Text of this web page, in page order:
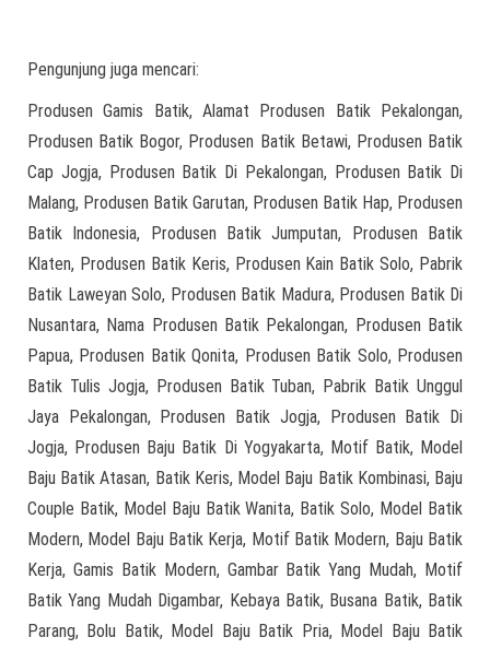
Pengunjung juga mencari:
Produsen Gamis Batik, Alamat Produsen Batik Pekalongan,
Produsen Batik Bogor, Produsen Batik Betawi, Produsen Batik
Cap Jogja, Produsen Batik Di Pekalongan, Produsen Batik Di
Malang, Produsen Batik Garutan, Produsen Batik Hap, Produsen
Batik Indonesia, Produsen Batik Jumputan, Produsen Batik
Klaten, Produsen Batik Keris, Produsen Kain Batik Solo, Pabrik
Batik Laweyan Solo, Produsen Batik Madura, Produsen Batik Di
Nusantara, Nama Produsen Batik Pekalongan, Produsen Batik
Papua, Produsen Batik Qonita, Produsen Batik Solo, Produsen
Batik Tulis Jogja, Produsen Batik Tuban, Pabrik Batik Unggul
Jaya Pekalongan, Produsen Batik Jogja, Produsen Batik Di
Jogja, Produsen Baju Batik Di Yogyakarta, Motif Batik, Model
Baju Batik Atasan, Batik Keris, Model Baju Batik Kombinasi, Baju
Couple Batik, Model Baju Batik Wanita, Batik Solo, Model Batik
Modern, Model Baju Batik Kerja, Motif Batik Modern, Baju Batik
Kerja, Gamis Batik Modern, Gambar Batik Yang Mudah, Motif
Batik Yang Mudah Digambar, Kebaya Batik, Busana Batik, Batik
Parang, Bolu Batik, Model Baju Batik Pria, Model Baju Batik